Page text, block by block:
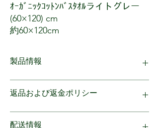
ｵｰｶﾞﾆｯｸｺｯﾄﾝﾊﾞｽﾀｵﾙライトグレー
(60×120) cm
約60×120cm
色：ライトグレー
販売者 野村タオル（株） 愛知
県
はじめのうちは多少色落ち毛羽落
洗濯してください。
製品情報
オーガニックコットンを使用したタオルで
返品および返金ポリシー
配送情報